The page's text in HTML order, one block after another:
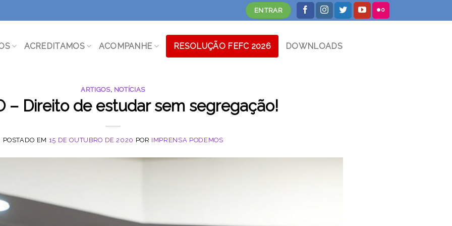
ENTRAR
ACREDITAMOS ACOMPANHE RESOLUÇÃO FEFC 2026 DOWNLOADS
ARTIGOS, NOTÍCIAS
– Direito de estudar sem segregação!
POSTADO EM 15 DE OUTUBRO DE 2020 POR IMPRENSA PODEMOS